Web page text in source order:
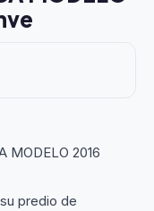
MODELO 2016
predio de